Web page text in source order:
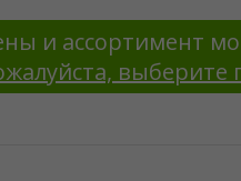
и ассортимент
выберите